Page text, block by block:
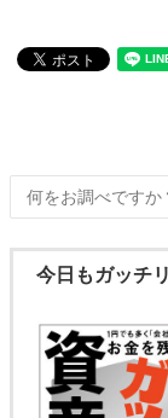
今日もガッチ